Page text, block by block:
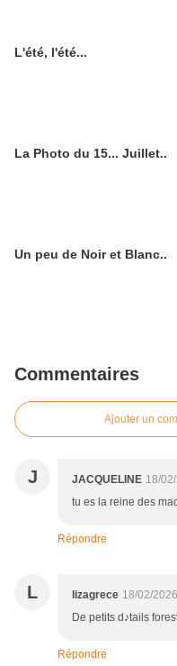
L'été, l'été...
La Photo du 15... Juillet..
Un peu de Noir et Blanc..
Commentaires
Ajouter un
J JACQUELINE 18/
tu es la reine des
Répondre
L lizagrece 18/02/
De petits d♪tails
Répondre